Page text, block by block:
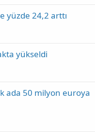
yüzde 24,2 arttı
yükseldi
ada 50 milyon euroya